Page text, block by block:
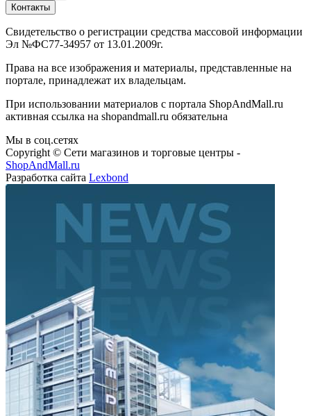
Контакты
Свидетельство о регистрации средства массовой информации
Эл №ФС77-34957 от 13.01.2009г.
Права на все изображения и материалы, представленные на
портале, принадлежат их владельцам.
При использовании материалов с портала ShopAndMall.ru
активная ссылка на shopandmall.ru обязательна
Мы в соц.сетях
Copyright © Сети магазинов и торговые центры -
ShopAndMall.ru
Разработка сайта Lexbond